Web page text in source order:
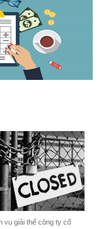
vụ giải thể công ty cổ